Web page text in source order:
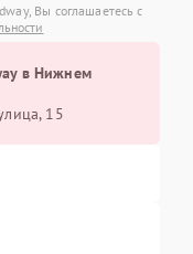
Вы соглашаетесь с
в Нижнем
15